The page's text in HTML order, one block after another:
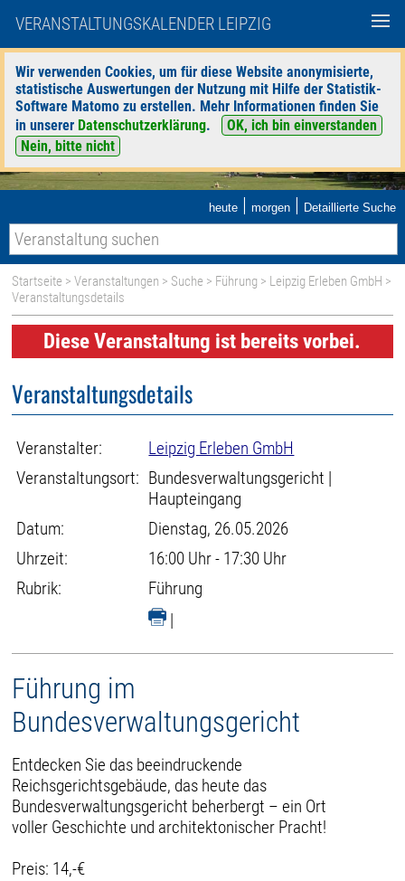
VERANSTALTUNGSKALENDER LEIPZIG
Wir verwenden Cookies, um für diese Website anonymisierte,
statistische Auswertungen der Nutzung mit Hilfe der Statistik-
Software Matomo zu erstellen. Mehr Informationen finden Sie
in unserer Datenschutzerklärung.
OK, ich bin einverstanden
Nein, bitte nicht
heute | morgen | Detaillierte Suche
Startseite >Veranstaltungen > Suche > Führung > Leipzig Erleben GmbH >
Veranstaltungsdetails
Diese Veranstaltung ist bereits vorbei.
Veranstaltungsdetails
Veranstalter:
Leipzig Erleben GmbH
Veranstaltungsort: Bundesverwaltungsgericht |
Haupteingang
Datum:
Dienstag, 26.05.2026
Uhrzeit:
16:00 Uhr - 17:30 Uhr
Rubrik:
Führung
|
Führung im
Bundesverwaltungsgericht
Entdecken Sie das beeindruckende
Reichsgerichtsgebäude, das heute das
Bundesverwaltungsgericht beherbergt – ein Ort
voller Geschichte und architektonischer Pracht!
Preis: 14,-€